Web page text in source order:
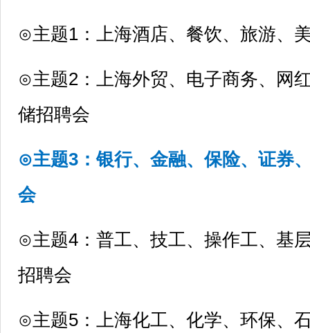
⊙主题1：上海酒店、餐饮、旅游、
⊙主题2：上海外贸、电子商务、网
储招聘会
⊙主题3：银行、金融、保险、证券
会
⊙主题4：普工、技工、操作工、基
招聘会
⊙主题5：上海化工、化学、环保、